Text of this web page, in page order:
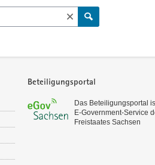
Konditoren, Bäcker, Fleischer)
Vollzugsbehörden
Auf Grundlage der Diskussion der
schiere Anzahl an Vorgaben und
sich junge Menschen gegen die
Beteiligungsportal
Das Beteiligungsportal
E‑Government-Service
Freistaates Sachsen